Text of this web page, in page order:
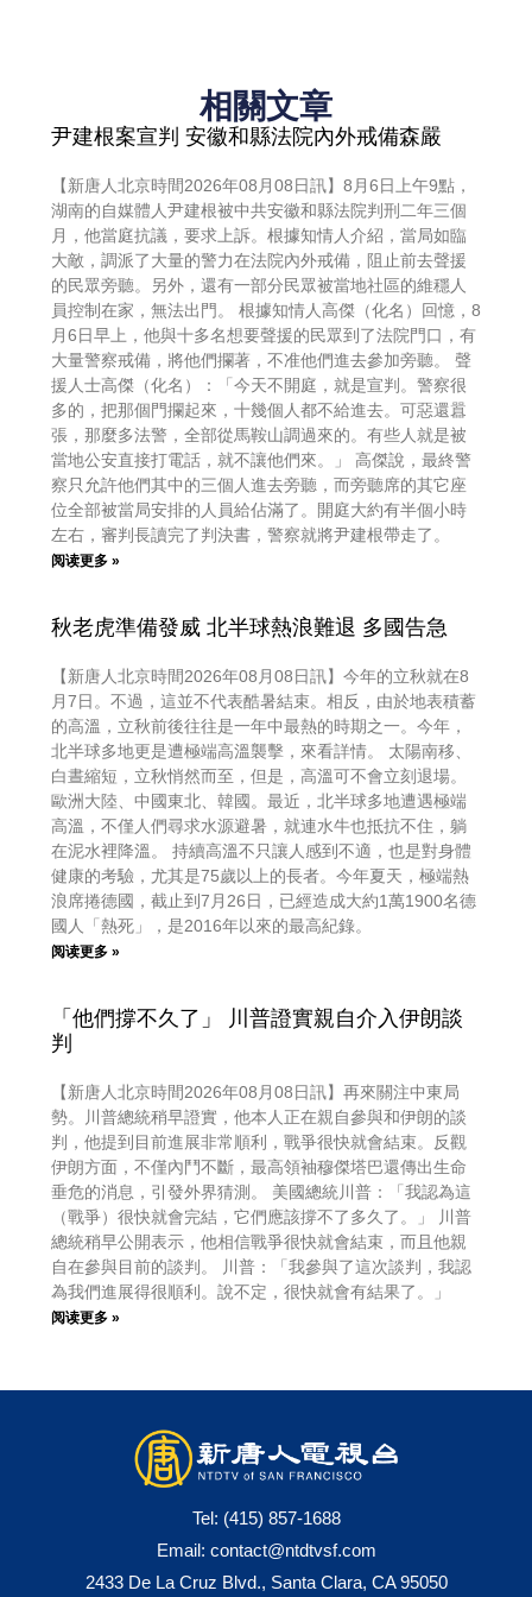
相關文章
尹建根案宣判 安徽和縣法院內外戒備森嚴
【新唐人北京時間2026年08月08日訊】8月6日上午9點，
湖南的自媒體人尹建根被中共安徽和縣法院判刑二年三個
月，他當庭抗議，要求上訴。根據知情人介紹，當局如臨
大敵，調派了大量的警力在法院內外戒備，阻止前去聲援
的民眾旁聽。另外，還有一部分民眾被當地社區的維穩人
員控制在家，無法出門。 根據知情人高傑（化名）回憶，8
月6日早上，他與十多名想要聲援的民眾到了法院門口，有
大量警察戒備，將他們攔著，不准他們進去參加旁聽。 聲
援人士高傑（化名）：「今天不開庭，就是宣判。警察很
多的，把那個門攔起來，十幾個人都不給進去。可惡還囂
張，那麼多法警，全部從馬鞍山調過來的。有些人就是被
當地公安直接打電話，就不讓他們來。」 高傑說，最終警
察只允許他們其中的三個人進去旁聽，而旁聽席的其它座
位全部被當局安排的人員給佔滿了。開庭大約有半個小時
左右，審判長讀完了判決書，警察就將尹建根帶走了。
阅读更多 »
秋老虎準備發威 北半球熱浪難退 多國告急
【新唐人北京時間2026年08月08日訊】今年的立秋就在8
月7日。不過，這並不代表酷暑結束。相反，由於地表積蓄
的高溫，立秋前後往往是一年中最熱的時期之一。今年，
北半球多地更是遭極端高溫襲擊，來看詳情。 太陽南移、
白晝縮短，立秋悄然而至，但是，高溫可不會立刻退場。
歐洲大陸、中國東北、韓國。最近，北半球多地遭遇極端
高溫，不僅人們尋求水源避暑，就連水牛也抵抗不住，躺
在泥水裡降溫。 持續高溫不只讓人感到不適，也是對身體
健康的考驗，尤其是75歲以上的長者。今年夏天，極端熱
浪席捲德國，截止到7月26日，已經造成大約1萬1900名德
國人「熱死」，是2016年以來的最高紀錄。
阅读更多 »
「他們撐不久了」 川普證實親自介入伊朗談
判
【新唐人北京時間2026年08月08日訊】再來關注中東局
勢。川普總統稍早證實，他本人正在親自參與和伊朗的談
判，他提到目前進展非常順利，戰爭很快就會結束。反觀
伊朗方面，不僅內鬥不斷，最高領袖穆傑塔巴還傳出生命
垂危的消息，引發外界猜測。 美國總統川普：「我認為這
（戰爭）很快就會完結，它們應該撐不了多久了。」 川普
總統稍早公開表示，他相信戰爭很快就會結束，而且他親
自在參與目前的談判。 川普：「我參與了這次談判，我認
為我們進展得很順利。說不定，很快就會有結果了。」
阅读更多 »
Tel: (415) 857-1688
Email: contact@ntdtvsf.com
2433 De La Cruz Blvd., Santa Clara, CA 95050